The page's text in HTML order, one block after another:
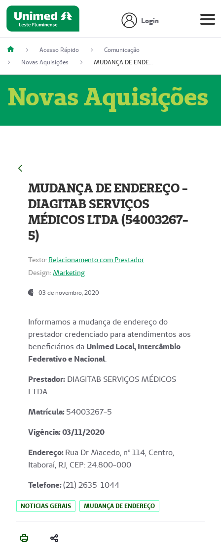
Login
Acesso Rápido
Comunicação
Novas Aquisições
MUDANÇA DE ENDEREÇO - DIAGITAB SERVIÇOS MÉDICOS LTDA (54003267-5)
Novas Aquisições
MUDANÇA DE ENDEREÇO -
DIAGITAB SERVIÇOS
MÉDICOS LTDA (54003267-
5)
Texto: Relacionamento com Prestador
Design: Marketing
03 de novembro, 2020
Informamos a mudança de endereço do
prestador credenciado para atendimentos aos
beneficiários da Unimed Local, Intercâmbio
Federativo e Nacional.
Prestador: DIAGITAB SERVIÇOS MÉDICOS
LTDA
Matrícula:54003267-5
Vigência: 03/11/2020
Endereço:Rua Dr Macedo, nº 114, Centro,
Itaboraí, RJ, CEP: 24.800-000
Telefone:(21) 2635-1044
NOTICIAS GERAIS MUDANÇA DE ENDEREÇO